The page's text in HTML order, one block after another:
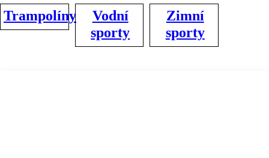
Trampolíny
Vodní
sporty
Zimní
sporty